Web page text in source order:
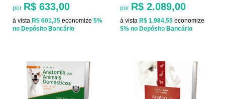
por R$ 633,00
à vista R$ 601,35 economize 5%
no Depósito Bancário
por R$ 2.089,00
à vista R$ 1.984,55 economize
5% no Depósito Bancário